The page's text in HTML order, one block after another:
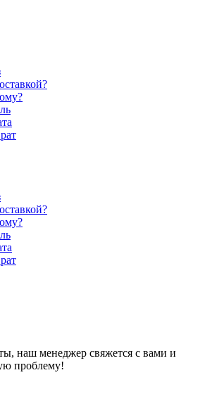
наш менеджер свяжется с вами и
проблему!